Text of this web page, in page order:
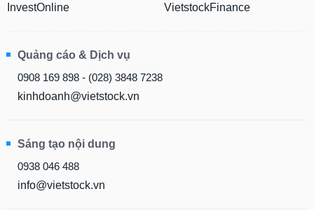
InvestOnline
VietstockFinance
Quảng cáo & Dịch vụ
0908 169 898 - (028) 3848 7238
kinhdoanh@vietstock.vn
Sáng tạo nội dung
0938 046 488
info@vietstock.vn